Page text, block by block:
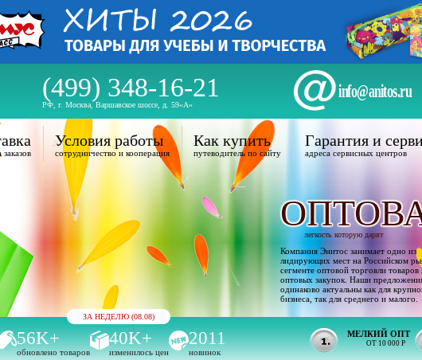
(499) 348-16-21
РФ, г. Москва, Варшавское шоссе, д. 59«А»
info@anitos.ru
ЗА НЕДЕЛЮ (08.08)
56K+
обновлено товаров
40K+
изменилось цен
2011
новинок
МЕЛКИЙ ОПТ
ОТ 10 000 Р
заказов
Условия работы
сотрудничество и кооперация
Как купить
путеводитель по сайту
Гарантия и
адреса сервисных центров
легкость которую дарят
Компания Энитос занимает одно из
лидирующих мест на Российском
сегменте оптовой торговли товаров
оптовых закупок. Наши
одинаково актуальны как для
бизнеса, так для среднего и малого.